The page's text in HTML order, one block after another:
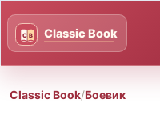
Classic Book/Боевик